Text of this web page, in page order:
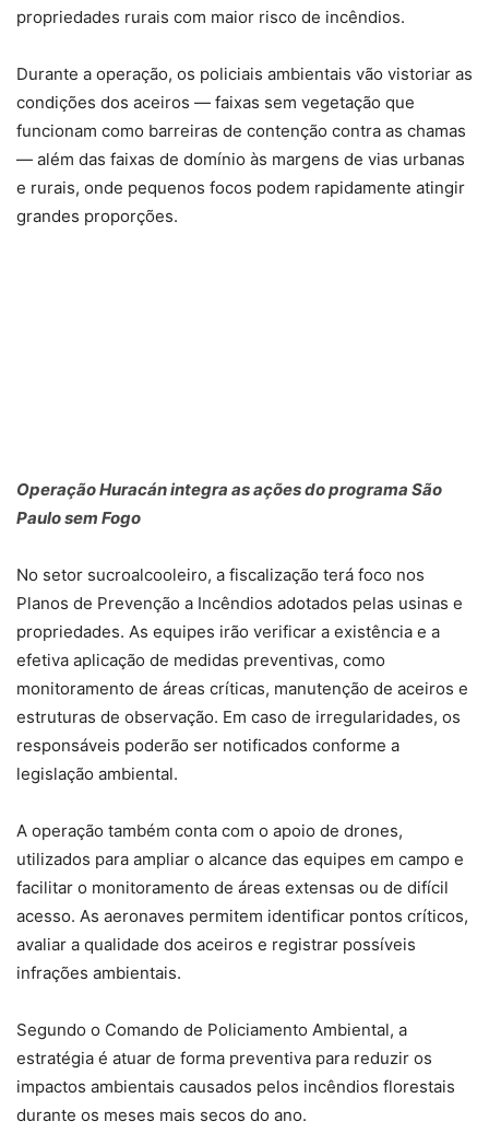
propriedades rurais com maior risco de incêndios.
Durante a operação, os policiais ambientais vão vistoriar as
condições dos aceiros — faixas sem vegetação que
funcionam como barreiras de contenção contra as chamas
— além das faixas de domínio às margens de vias urbanas
e rurais, onde pequenos focos podem rapidamente atingir
grandes proporções.
Operação Huracán integra as ações do programa São
Paulo sem Fogo
No setor sucroalcooleiro, a fiscalização terá foco nos
Planos de Prevenção a Incêndios adotados pelas usinas e
propriedades. As equipes irão verificar a existência e a
efetiva aplicação de medidas preventivas, como
monitoramento de áreas críticas, manutenção de aceiros e
estruturas de observação. Em caso de irregularidades, os
responsáveis poderão ser notificados conforme a
legislação ambiental.
A operação também conta com o apoio de drones,
utilizados para ampliar o alcance das equipes em campo e
facilitar o monitoramento de áreas extensas ou de difícil
acesso. As aeronaves permitem identificar pontos críticos,
avaliar a qualidade dos aceiros e registrar possíveis
infrações ambientais.
Segundo o Comando de Policiamento Ambiental, a
estratégia é atuar de forma preventiva para reduzir os
impactos ambientais causados pelos incêndios florestais
durante os meses mais secos do ano.